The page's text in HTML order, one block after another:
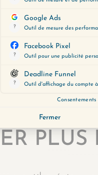
ÉPISODES
PLUS